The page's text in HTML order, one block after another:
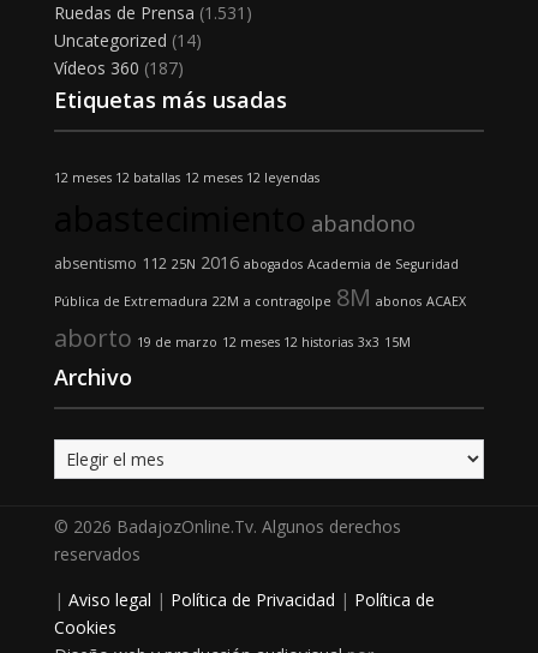
Ruedas de Prensa (1.531)
Uncategorized (14)
Vídeos 360 (187)
Etiquetas más usadas
12 meses 12 batallas 12 meses 12 leyendas
abandono
absentismo 112 25N 2016 abogados Academia de Seguridad
Pública de Extremadura 22M a contragolpe 8M abonos ACAEX
aborto 19 de marzo 12 meses 12 historias 3x3 15M
Archivo
Archivo
© 2026 BadajozOnline.Tv. Algunos derechos
reservados
| Aviso legal | Política de Privacidad | Política de
Cookies